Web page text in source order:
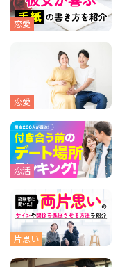
恋愛
恋愛
恋活
片思い